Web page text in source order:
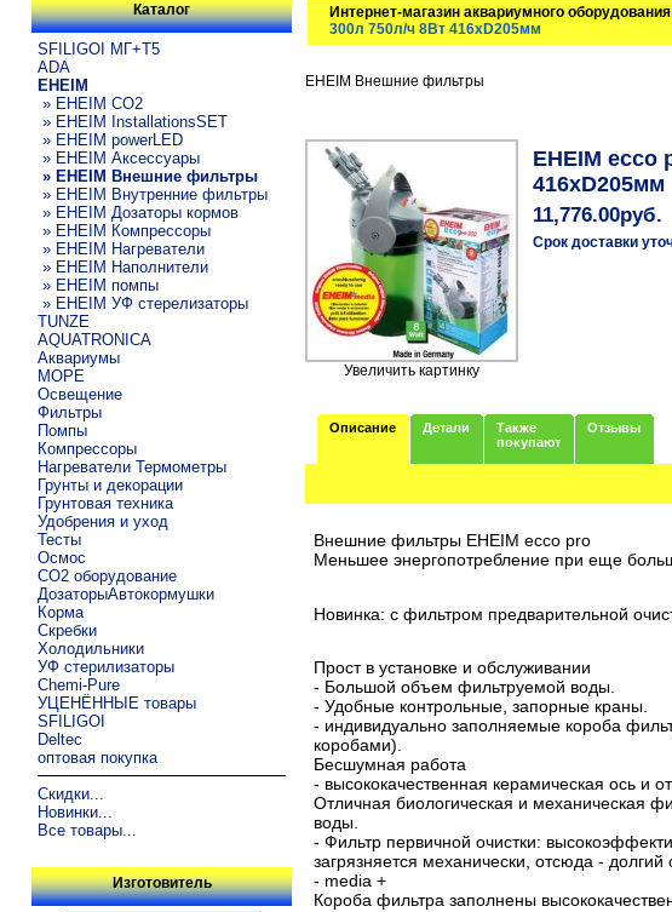
Каталог
SFILIGOI МГ+Т5
ADA
EHEIM
» EHEIM CO2
» EHEIM InstallationsSET
» EHEIM powerLED
» EHEIM Аксессуары
» EHEIM Внешние фильтры
» EHEIM Внутренние фильтры
» EHEIM Дозаторы кормов
» EHEIM Компрессоры
» EHEIM Нагреватели
» EHEIM Наполнители
» EHEIM помпы
» EHEIM УФ стерелизаторы
TUNZE
AQUATRONICA
Аквариумы
МОРЕ
Освещение
Фильтры
Помпы
Компрессоры
Нагреватели Термометры
Грунты и декорации
Грунтовая техника
Удобрения и уход
Тесты
Осмос
CO2 оборудование
ДозаторыАвтокормушки
Корма
Скребки
Холодильники
УФ стерилизаторы
Chemi-Pure
УЦЕНЁННЫЕ товары
SFILIGOI
Deltec
оптовая покупка
Скидки...
Новинки...
Все товары...
Изготовитель
Интернет-магазин аквариумного оборудования
300л 750л/ч 8Вт 416xD205мм
EHEIM Внешние фильтры
Увеличить картинку
EHEIM ecco
416xD205мм
11,776.00руб.
Срок доставки
Описание Детали
Также
покупают
Отзывы
Внешние фильтры EHEIM ecco pro
Меньшее энергопотребление при еще
Новинка: с фильтром предварительной
Прост в установке и обслуживании
- Большой объем фильтруемой воды.
- Удобные контрольные, запорные краны.
- индивидуально заполняемые короба
коробами).
Бесшумная работа
- высококачественная керамическая ось и
Отличная биологическая и механическая
воды.
- Фильтр первичной очистки:
загрязняется механически, отсюда - долгий
- media +
Короба фильтра заполнены